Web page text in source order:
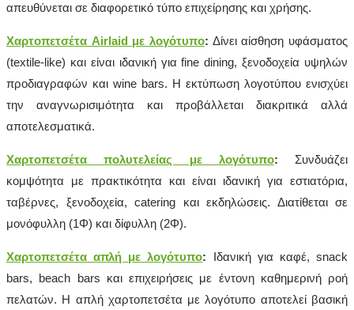
απευθύνεται σε διαφορετικό τύπο επιχείρησης και χρήσης.
Χαρτοπετσέτα Airlaid με λογότυπο: Δίνει αίσθηση υφάσματος
(textile-like) και είναι ιδανική για fine dining, ξενοδοχεία υψηλών
προδιαγραφών και wine bars. Η εκτύπωση λογοτύπου ενισχύει
την αναγνωρισιμότητα και προβάλλεται διακριτικά αλλά
αποτελεσματικά.
Χαρτοπετσέτα πολυτελείας με λογότυπο: Συνδυάζει
κομψότητα με πρακτικότητα και είναι ιδανική για εστιατόρια,
ταβέρνες, ξενοδοχεία, catering και εκδηλώσεις. Διατίθεται σε
μονόφυλλη (1Φ) και δίφυλλη (2Φ).
Χαρτοπετσέτα απλή με λογότυπο: Ιδανική για καφέ, snack
bars, beach bars και επιχειρήσεις με έντονη καθημερινή ροή
πελατών. Η απλή χαρτοπετσέτα με λογότυπο αποτελεί βασική